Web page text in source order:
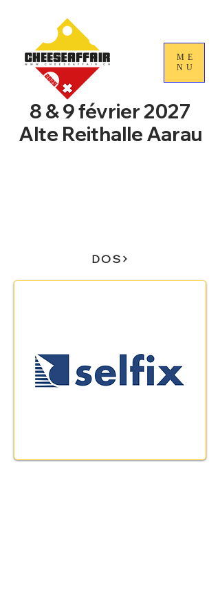
ME
NU
8 & 9 février 2027
Alte Reithalle Aarau
DOS